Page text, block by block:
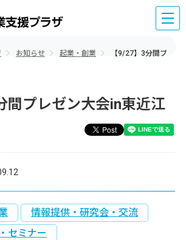
お知らせ 起業・創業 【9/27】3分間プレゼ
間プレゼン大会in東近江
情報提供・研究会・交流
セミナー